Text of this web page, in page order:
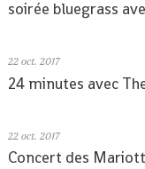
soirée bluegrass
22 oct. 2017
24 minutes avec
22 oct. 2017
Concert des